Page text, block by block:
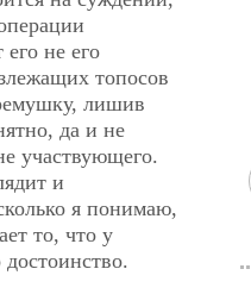
не его
топосов
лишив
да и не
участвующего.
и
я понимаю,
то, что у